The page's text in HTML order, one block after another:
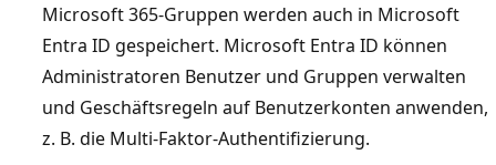
Microsoft 365-Gruppen werden auch in Microsoft
Entra ID gespeichert. Microsoft Entra ID können
Administratoren Benutzer und Gruppen verwalten
und Geschäftsregeln auf Benutzerkonten anwenden,
z. B. die Multi-Faktor-Authentifizierung.